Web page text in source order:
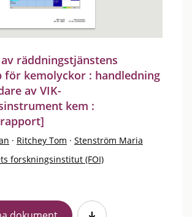
räddningstjänstens
för kemolyckor : handledning
av VIK-
kem :
· Ritchey Tom · Stenström Maria
forskningsinstitut (FOI)